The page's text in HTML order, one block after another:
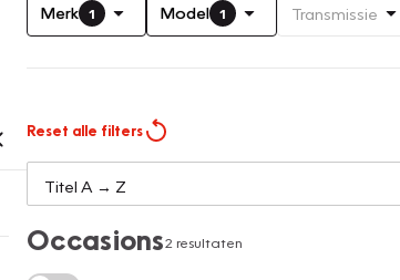
Merk 1 Model 1 Transmissie
Reset alle filters
Occasions2 resultaten